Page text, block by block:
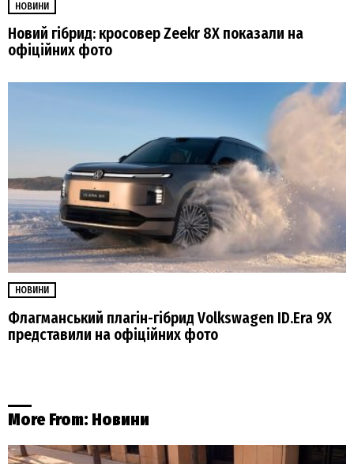
НОВИНИ
Новий гібрид: кросовер Zeekr 8X показали на
офіційних фото
НОВИНИ
Флагманський плагін-гібрид Volkswagen ID.Era 9X
представили на офіційних фото
More From: Новини